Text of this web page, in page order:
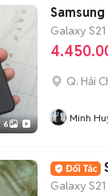
6
Galaxy S21
Q. Hải
Minh
Galaxy S21